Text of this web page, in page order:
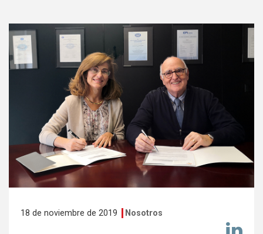
18 de noviembre de 2019 Nosotros